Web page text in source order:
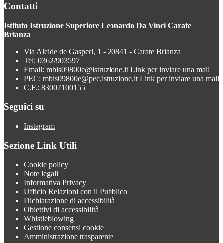
Contatti
Istituto Istruzione Superiore Leonardo Da Vinci Carate
Brianza
Via Alcide de Gasperi, 1 - 20841 - Carate Brianza
Tel: 0362/903597
Email: mbis09800e@istruzione.it Link per inviare una mail
PEC: mbis09800e@pec.istruzione.it Link per inviare una mail
C.F.: 83007100155
Seguici su
Instagram
Sezione Link Utili
Cookie policy
Note legali
Informativa Privacy
Ufficio Relazioni con il Pubblico
Dichiarazione di accessibilità
Obiettivi di accessibilità
Whistleblowing
Gestione consensi cookie
Amministrazione trasparente